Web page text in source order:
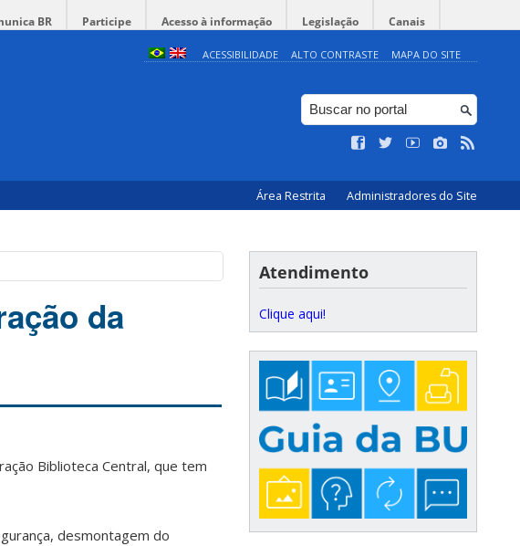
BR Participe Acesso à informação Legislação Canais
ACESSIBILIDADE ALTO CONTRASTE MAPA DO SITE
Área Restrita Administradores do Site
da
Biblioteca Central, que tem
desmontagem do
Atendimento
Clique aqui!